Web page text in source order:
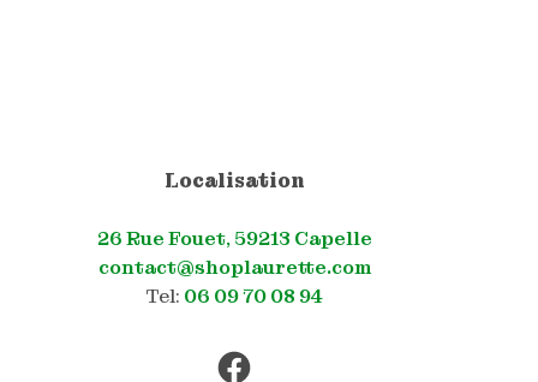
Localisation
26 Rue Fouet, 59213 Capelle
contact@shoplaurette.com
Tel: 06 09 70 08 94
Facebook